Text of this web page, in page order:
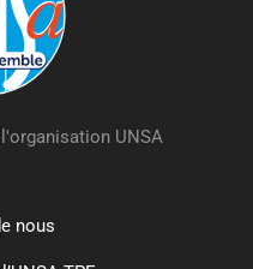
UNSA
nous